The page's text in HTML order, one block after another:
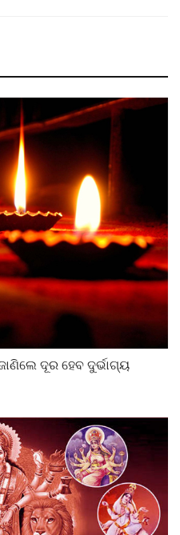
ଦୂର ହେବ ଦୁର୍ଭାଗ୍ୟ